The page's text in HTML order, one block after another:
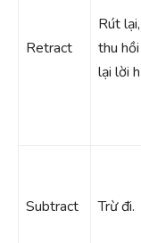
Retract
Rút lại,
thu
lại lời
Subtract Trừ đi.